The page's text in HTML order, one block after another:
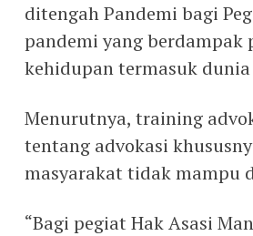
ditengah Pandemi bagi
pandemi yang berdampak
kehidupan termasuk dunia
Menurutnya, training
tentang advokasi
masyarakat tidak mampu
“Bagi pegiat Hak Asasi